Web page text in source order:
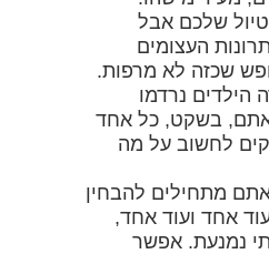
שלכם אבל
העצומים
שכזה לא מרפות.
הילדים נרדמו
בשקט, כל אחד
לחשוב על מה
מתחילים להבחין
אחד ועוד אחד,
נמנעת. אפשר